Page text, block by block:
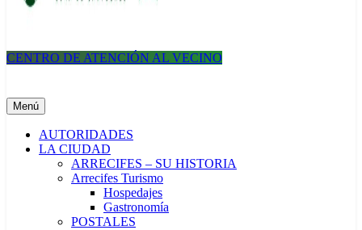
CENTRO DE ATENCIÓN AL VECINO
Menú
AUTORIDADES
LA CIUDAD
ARRECIFES – SU HISTORIA
Arrecifes Turismo
Hospedajes
Gastronomía
POSTALES